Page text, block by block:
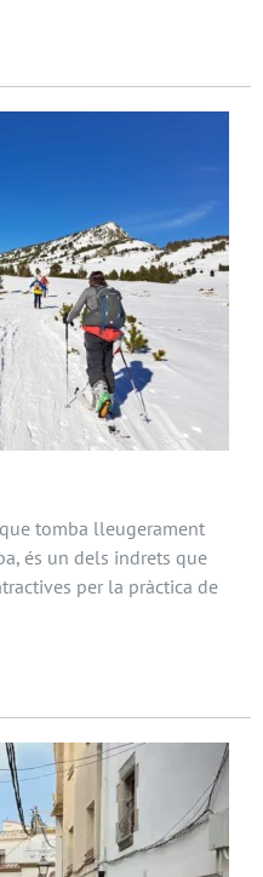
tomba lleugerament
és un dels indrets que
per la pràctica de